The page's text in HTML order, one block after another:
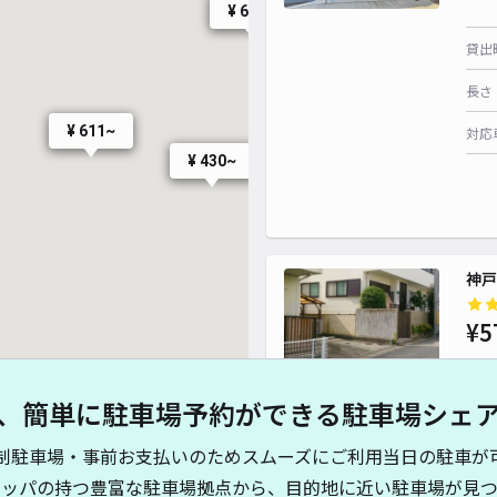
¥ 430~
¥ 611~
¥ 600~
貸出
長さ
対応
神
貸出
長さ
簡単に駐車場予約ができる駐車場シェ
駐車場・事前お支払いのためスムーズにご利用当日の駐車が
パの持つ豊富な駐車場拠点から、目的地に近い駐車場が見